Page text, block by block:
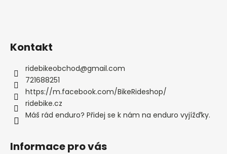
Kontakt
ridebikeobchod@gmail.com
721688251
https://m.facebook.com/BikeRideshop/
ridebike.cz
Máš rád enduro? Přidej se k nám na enduro vyjížďky.
Informace pro vás